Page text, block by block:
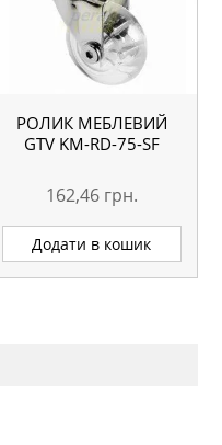
РОЛИК МЕБЛЕВИЙ
GTV KM-RD-75-SF
162,46 грн.
Додати в кошик